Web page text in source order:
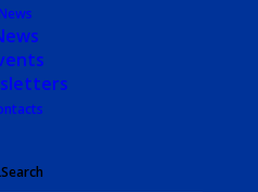
Search
Atlântico (UTA)